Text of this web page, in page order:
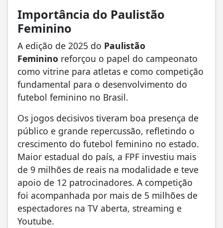
Importância do Paulistão
Feminino
A edição de 2025 do Paulistão
Feminino reforçou o papel do campeonato
como vitrine para atletas e como competição
fundamental para o desenvolvimento do
futebol feminino no Brasil.
Os jogos decisivos tiveram boa presença de
público e grande repercussão, refletindo o
crescimento do futebol feminino no estado.
Maior estadual do país, a FPF investiu mais
de 9 milhões de reais na modalidade e teve
apoio de 12 patrocinadores. A competição
foi acompanhada por mais de 5 milhões de
espectadores na TV aberta, streaming e
Youtube.